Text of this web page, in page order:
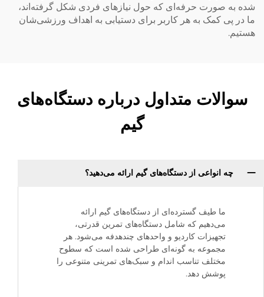
شده به صورت حرفه‌ای که حول نیازهای فردی شکل گرفته‌اند،
ما در پی کمک به هر کاربر برای دستیابی به اهداف ورزشی‌شان
هستیم.
سوالات متداول درباره دستگاه‌های
گیم
چه انواعی از دستگاه‌های گیم ارائه می‌دهید؟
ما طیف گسترده‌ای از دستگاه‌های گیم ارائه
می‌دهیم که شامل دستگاه‌های تمرین قدرتی،
تجهیزات کاردیو و واحدهای چندهدفه می‌شود. هر
مجموعه به گونه‌ای طراحی شده است که سطوح
مختلف تناسب اندام و سبک‌های تمرینی متنوعی را
پوشش دهد.